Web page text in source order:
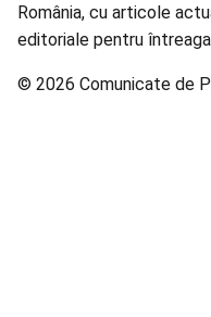
România, cu articole
editoriale pentru
© 2026 Comunicate de